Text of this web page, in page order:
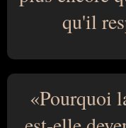
qu'il
Pourquoi